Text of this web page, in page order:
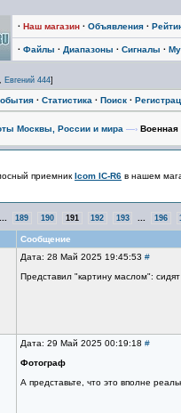
· Наш магазин · Объявления ·
· Файлы · Диапазоны · Сигналы ·
, Евгений 444]
· Статистика · Поиск ·
Москвы, России и мира —›
приемник Icom IC-R6 в нашем
189 190 191 192 193 196
Сообщение
Дата: 28 Май 2025 19:45:53 #
Представил "картину маслом":
Дата: 29 Май 2025 00:19:18 #
Фотограф
А представьте, что это вполне